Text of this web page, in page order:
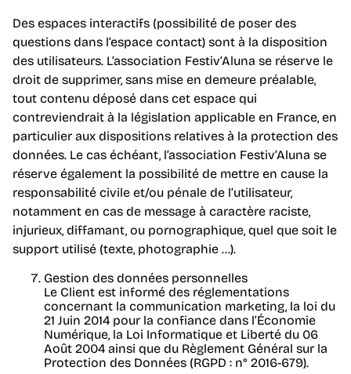
Des espaces interactifs (possibilité de poser des
questions dans l’espace contact) sont à la disposition
des utilisateurs. L’association Festiv’Aluna se réserve le
droit de supprimer, sans mise en demeure préalable,
tout contenu déposé dans cet espace qui
contreviendrait à la législation applicable en France, en
particulier aux dispositions relatives à la protection des
données. Le cas échéant, l’association Festiv’Aluna se
réserve également la possibilité de mettre en cause la
responsabilité civile et/ou pénale de l’utilisateur,
notamment en cas de message à caractère raciste,
injurieux, diffamant, ou pornographique, quel que soit le
support utilisé (texte, photographie …).
Gestion des données personnelles
Le Client est informé des réglementations
concernant la communication marketing, la loi du
21 Juin 2014 pour la confiance dans l’Économie
Numérique, la Loi Informatique et Liberté du 06
Août 2004 ainsi que du Règlement Général sur la
Protection des Données (RGPD : n° 2016-679).